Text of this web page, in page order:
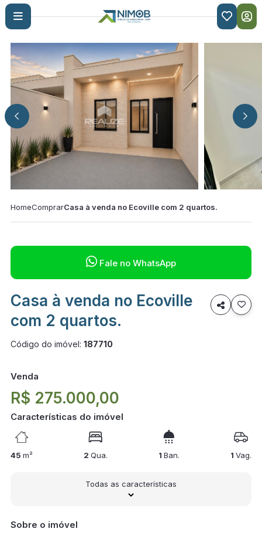

HomeComprarCasa à venda no Ecoville com 2 quartos.
 Fale no WhatsApp
Casa à venda no Ecoville
com 2 quartos.

Código do imóvel: 187710
Venda
R$ 275.000,00
Características do imóvel
45 m² 2 Qua. 1Ban. 1Vag.
Todas as características
Sobre o imóvel